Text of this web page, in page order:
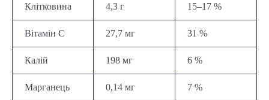
Клітковина 4,3 г 15–17 %
Вітамін С 27,7 мг 31 %
Калій 198 мг 6 %
Марганець 0,14 мг 7 %